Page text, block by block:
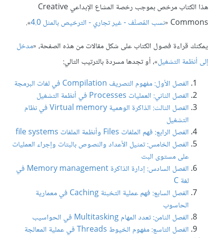
هذا الكتاب مرخص بموجب رخصة المشاع الإبداعي Creative
Commons « نسب المُصنَّف - غير تجاري - الترخيص بالمثل 4.0
».
يمكنك قراءة فصول الكتاب على شكل مقالات من هذه الصفحة، «مدخل
إلى أنظمة التشغيل»، أو تجدها مسردة بالترتيب التالي:
الفصل الأول: مفهوم التصريف Compilation في لغات البرمجة
الفصل الثاني: العمليات Processes في أنظمة التشغيل
الفصل الثالث: الذاكرة الوهمية Virtual memory في نظام
التشغيل
الفصل الرابع: فهم الملفات Files وأنظمة الملفات file systems
الفصل الخامس: تمثيل الأعداد والنصوص بالبتات وإجراء العمليات
على مستوى البت
الفصل السادس: إدارة الذاكرة Memory management في
لغة C
الفصل السابع: فهم عملية التخبئة Caching في معمارية
الحاسوب
الفصل الثامن: تعدد المهام Multitasking في الحواسيب
الفصل التاسع: مفهوم الخيوط Threads في عملية المعالجة